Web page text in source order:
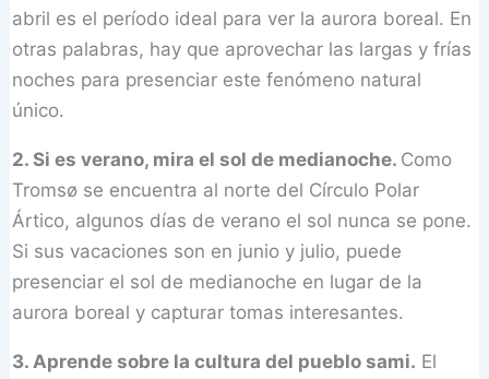
abril es el período ideal para ver la aurora boreal. En
otras palabras, hay que aprovechar las largas y frías
noches para presenciar este fenómeno natural
único.
2. Si es verano, mira el sol de medianoche. Como
Tromsø se encuentra al norte del Círculo Polar
Ártico, algunos días de verano el sol nunca se pone.
Si sus vacaciones son en junio y julio, puede
presenciar el sol de medianoche en lugar de la
aurora boreal y capturar tomas interesantes.
3. Aprende sobre la cultura del pueblo sami. El